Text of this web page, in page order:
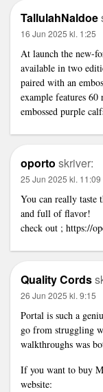
TallulahNaldoe
16 Jun 2025 kl. 1:25
At launch the new-
available in two
paired with an
example features 60
embossed purple
oporto skriver:
25 Jun 2025 kl. 11:09
You can really taste
and full of flavor!
check out ; https://
Quality Cords
26 Jun 2025 kl. 9:15
Portal is such a
go from struggling
walkthroughs was
If you want to buy
website: